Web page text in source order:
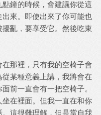
鐘的時候，會建議你從這
來。即使出來了你可能也
亂，要享受它。然後吃東
那裡，只有我的空椅子會
某種意義上講，我將會在
前一直會有一把空椅子。
在裡面。但我一直在和你
這很難理解，但是當自我